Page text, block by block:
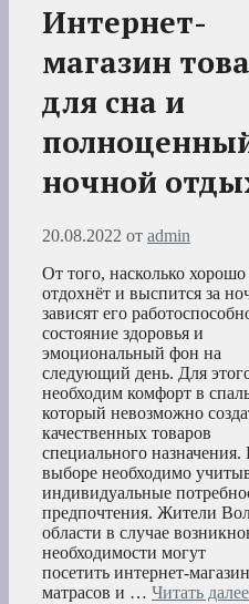
Интернет-
магазин
для сна и
ночной
20.08.2022 от admin
От того, насколько хорошо
отдохнёт и выспится за
зависят его
состояние здоровья и
эмоциональный фон на
следующий день. Для
необходим комфорт в
который невозможно
качественных товаров
специального
выборе необходимо
индивидуальные
предпочтения. Жители
области в случае
необходимости могут
посетить интернет-магазин
матрасов и … Читать далее